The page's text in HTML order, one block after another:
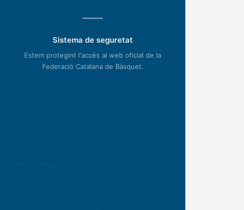
Sistema de seguretat
Estem protegint l'accés al web oficial de la
Federació Catalana de Bàsquet.